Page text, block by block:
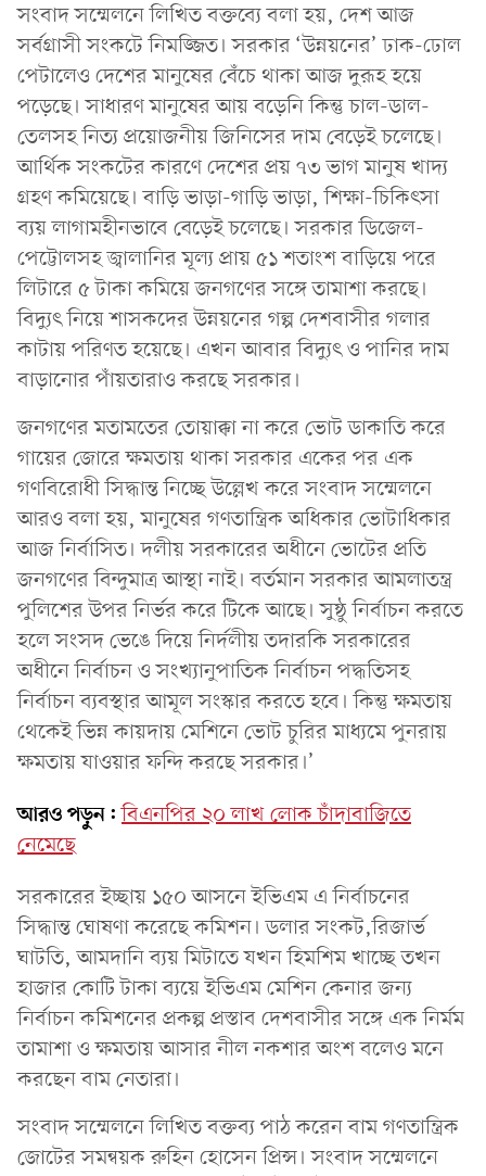
সংবাদ সম্মেলনে লিখিত বক্তব্যে বলা হয়, দেশ আজ
সর্বগ্রাসী সংকটে নিমজ্জিত। সরকার ‘উন্নয়নের’ ঢাক-ঢোল
পেটালেও দেশের মানুষের বেঁচে থাকা আজ দুরূহ হয়ে
পড়েছে। সাধারণ মানুষের আয় বড়েনি কিন্তু চাল-ডাল-
তেলসহ নিত্য প্রয়োজনীয় জিনিসের দাম বেড়েই চলেছে।
আর্থিক সংকটের কারণে দেশের প্রয় ৭৩ ভাগ মানুষ খাদ্য
গ্রহণ কমিয়েছে। বাড়ি ভাড়া-গাড়ি ভাড়া, শিক্ষা-চিকিৎসা
ব্যয় লাগামহীনভাবে বেড়েই চলেছে। সরকার ডিজেল-
পেট্টোলসহ জ্বালানির মূল্য প্রায় ৫১ শতাংশ বাড়িয়ে পরে
লিটারে ৫ টাকা কমিয়ে জনগণের সঙ্গে তামাশা করছে।
বিদ্যুৎ নিয়ে শাসকদের উন্নয়নের গল্প দেশবাসীর গলার
কাটায় পরিণত হয়েছে। এখন আবার বিদ্যুৎ ও পানির দাম
বাড়ানোর পাঁয়তারাও করছে সরকার।
জনগণের মতামতের তোয়াক্কা না করে ভোট ডাকাতি করে
গায়ের জোরে ক্ষমতায় থাকা সরকার একের পর এক
গণবিরোধী সিদ্ধান্ত নিচ্ছে উল্লেখ করে সংবাদ সম্মেলনে
আরও বলা হয়, মানুষের গণতান্ত্রিক অধিকার ভোটাধিকার
আজ নির্বাসিত। দলীয় সরকারের অধীনে ভোটের প্রতি
জনগণের বিন্দুমাত্র আস্থা নাই। বর্তমান সরকার আমলাতন্ত্র
পুলিশের উপর নির্ভর করে টিকে আছে। সুষ্ঠু নির্বাচন করতে
হলে সংসদ ভেঙে দিয়ে নির্দলীয় তদারকি সরকারের
অধীনে নির্বাচন ও সংখ্যানুপাতিক নির্বাচন পদ্ধতিসহ
নির্বাচন ব্যবস্থার আমূল সংস্কার করতে হবে। কিন্তু ক্ষমতায়
থেকেই ভিন্ন কায়দায় মেশিনে ভোট চুরির মাধ্যমে পুনরায়
ক্ষমতায় যাওয়ার ফন্দি করছে সরকার।’
আরও পড়ুন: বিএনপির ২০ লাখ লোক চাঁদাবাজিতে
নেমেছে
সরকারের ইচ্ছায় ১৫০ আসনে ইভিএম এ নির্বাচনের
সিদ্ধান্ত ঘোষণা করেছে কমিশন। ডলার সংকট,রিজার্ভ
ঘাটতি, আমদানি ব্যয় মিটাতে যখন হিমশিম খাচ্ছে তখন
হাজার কোটি টাকা ব্যয়ে ইভিএম মেশিন কেনার জন্য
নির্বাচন কমিশনের প্রকল্প প্রস্তাব দেশবাসীর সঙ্গে এক নির্মম
তামাশা ও ক্ষমতায় আসার নীল নকশার অংশ বলেও মনে
করছেন বাম নেতারা।
সংবাদ সম্মেলনে লিখিত বক্তব্য পাঠ করেন বাম গণতান্ত্রিক
জোটের সমন্বয়ক রুহিন হোসেন প্রিন্স। সংবাদ সম্মেলনে